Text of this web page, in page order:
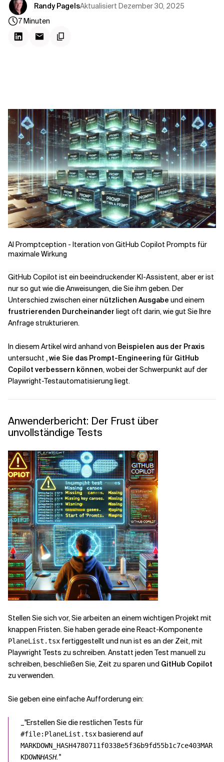
Verwandte Themen
Randy PagelsAktualisiert Dezember 30, 2025
7Minuten
AI Promptception - Iteration von GitHub Copilot Prompts für
maximale Wirkung
GitHub Copilot ist ein beeindruckender KI-Assistent, aber er ist
nur so gut wie die Anweisungen, die Sie ihm geben. Der
Unterschied zwischen einer nützlichen Ausgabe und einem
frustrierenden Durcheinander liegt oft darin, wie gut Sie Ihre
Anfrage strukturieren.
In diesem Artikel wird anhand von Beispielen aus der Praxis
untersucht , wie Sie das Prompt-Engineering für GitHub
Copilot verbessern können, wobei der Schwerpunkt auf der
Playwright-Testautomatisierung liegt.
Anwenderbericht: Der Frust über
unvollständige Tests
Stellen Sie sich vor, Sie arbeiten an einem wichtigen Projekt mit
knappen Fristen. Sie haben gerade eine React-Komponente
PlaneList.tsx fertiggestellt und nun ist es an der Zeit, mit
Playwright Tests zu schreiben. Anstatt jeden Test manuell zu
schreiben, beschließen Sie, Zeit zu sparen und GitHub Copilot
zu verwenden.
Sie geben eine einfache Aufforderung ein:
_"Erstellen Sie die restlichen Tests für
#file:PlaneList.tsxbasierend auf
MARKDOWN_HASH4780711f0338e5f36b9fd55b1c7ce403MAR
KDOWNHASH."